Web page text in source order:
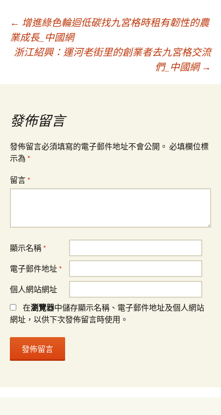
文
章
導
覽
← 增進綠色輪迴低碳找九宮格時租有韌性的農
業成長_中國網
浙江紹興：運河老街里的創業者去九宮格交流
們_中國網 →
發佈留言
發佈留言必須填寫的電子郵件地址不會公開。 必填欄位標
示為 *
留言 *
顯示名稱 *
電子郵件地址 *
個人網站網址
在瀏覽器中儲存顯示名稱、電子郵件地址及個人網站
網址，以供下次發佈留言時使用。